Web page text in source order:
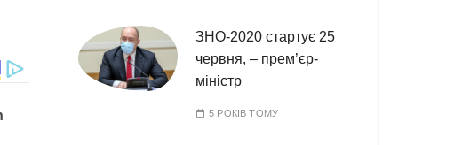
ЗНО-2020 стартує 25
червня, – прем’єр-
міністр
5 РОКІВ ТОМУ